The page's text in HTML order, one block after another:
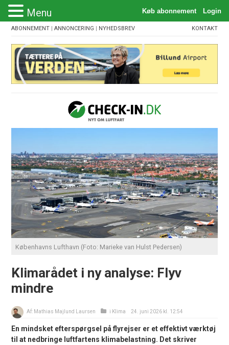
ABONNEMENT |ANNONCERING | NYHEDSBREV KONTAKT
Københavns Lufthavn (Foto: Marieke van Hulst Pedersen)
Klimarådet i ny analyse: Flyv
mindre
Af: Mathias Majlund Laursen i Klima 24. juni 2026 kl. 12:54
En mindsket efterspørgsel på flyrejser er et effektivt værktøj
til at nedbringe luftfartens klimabelastning. Det skriver
Menu